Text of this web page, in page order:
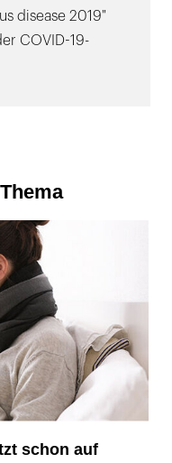
disease 2019"
COVID-19-
schon auf